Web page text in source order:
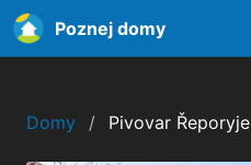
Poznej domy
Domy Pivovar Řeporyje